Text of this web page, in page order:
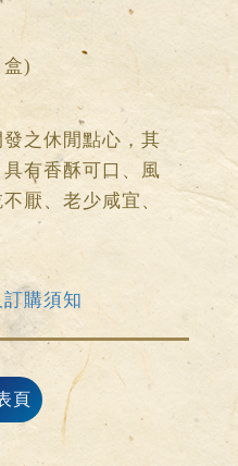
)
之休閒點心，其
有香酥可口、風
厭、老少咸宜、
購須知
頁